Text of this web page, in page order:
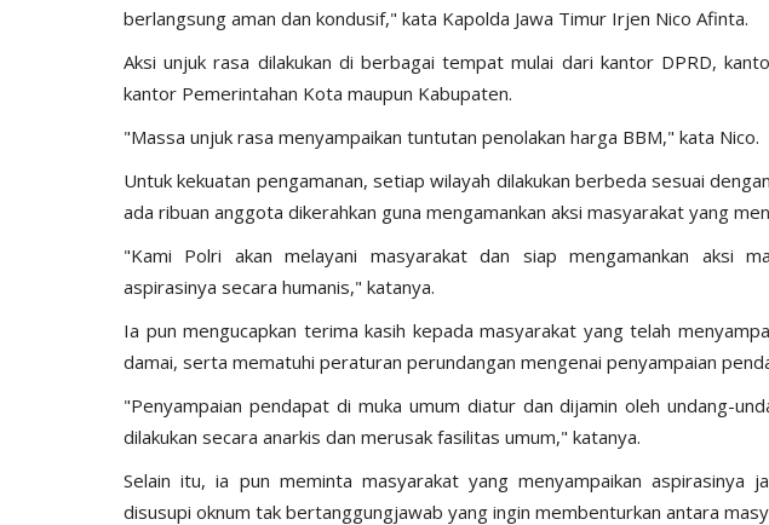
berlangsung aman dan kondusif," kata Kapolda Jawa Timur Irjen Nico Afinta.
Aksi unjuk rasa dilakukan di berbagai tempat mulai dari kantor DPRD,
kantor Pemerintahan Kota maupun Kabupaten.
"Massa unjuk rasa menyampaikan tuntutan penolakan harga BBM," kata Nico.
Untuk kekuatan pengamanan, setiap wilayah dilakukan berbeda sesuai
ada ribuan anggota dikerahkan guna mengamankan aksi masyarakat yang
"Kami Polri akan melayani masyarakat dan siap mengamankan aksi
aspirasinya secara humanis," katanya.
Ia pun mengucapkan terima kasih kepada masyarakat yang telah
damai, serta mematuhi peraturan perundangan mengenai penyampaian
"Penyampaian pendapat di muka umum diatur dan dijamin oleh undang-
dilakukan secara anarkis dan merusak fasilitas umum," katanya.
Selain itu, ia pun meminta masyarakat yang menyampaikan aspirasinya
disusupi oknum tak bertanggungjawab yang ingin membenturkan antara
BERANDA Giat Ops